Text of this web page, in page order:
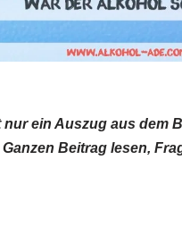
nur ein Auszug aus dem
Beitrag lesen,